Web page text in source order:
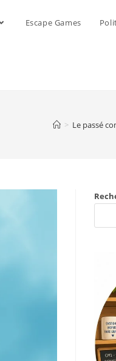
Escape Games
> Le passé